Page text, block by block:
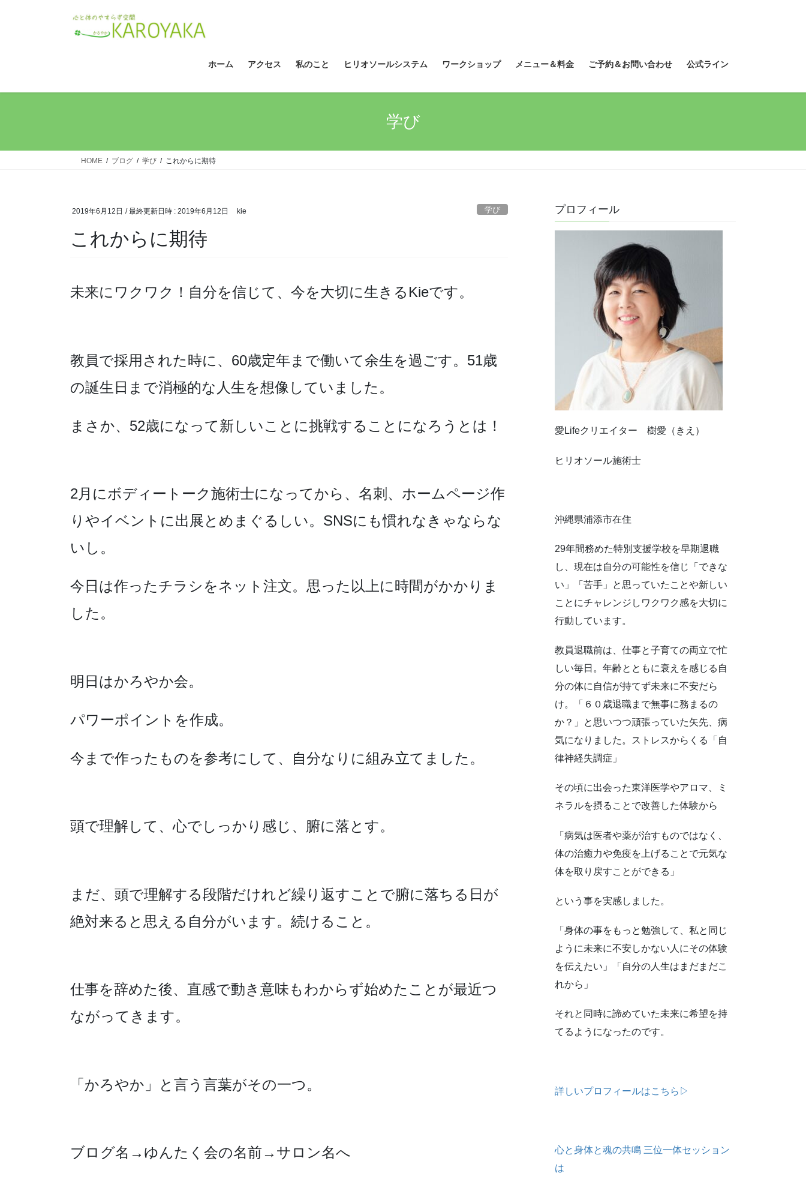
ス
ン
ホーム アクセス 私のこと ヒリオソールシステム ワークショップ メニュー＆料金 ご予約＆お問い合わせ 公式ライン
学び
HOME ブログ 学び これからに期待
2019年6月12日 / 最終更新日時 : 2019年6月12日 kie 学び
これからに期待
未来にワクワク！自分を信じて、今を大切に生きるKieです。
教員で採用された時に、60歳定年まで働いて余生を過ごす。51歳
の誕生日まで消極的な人生を想像していました。
まさか、52歳になって新しいことに挑戦することになろうとは！
2月にボディートーク施術士になってから、名刺、ホームページ作
りやイベントに出展とめまぐるしい。SNSにも慣れなきゃならな
いし。
今日は作ったチラシをネット注文。思った以上に時間がかかりま
した。
明日はかろやか会。
パワーポイントを作成。
今まで作ったものを参考にして、自分なりに組み立てました。
頭で理解して、心でしっかり感じ、腑に落とす。
まだ、頭で理解する段階だけれど繰り返すことで腑に落ちる日が
絶対来ると思える自分がいます。続けること。
仕事を辞めた後、直感で動き意味もわからず始めたことが最近つ
ながってきます。
「かろやか」と言う言葉がその一つ。
ブログ名→ゆんたく会の名前→サロン名へ
プロフィール
愛Lifeクリエイター 樹愛（きえ）
ヒリオソール施術士
沖縄県浦添市在住
29年間務めた特別支援学校を早期退職
し、現在は自分の可能性を信じ「できな
い」「苦手」と思っていたことや新しい
ことにチャレンジしワクワク感を大切に
行動しています。
教員退職前は、仕事と子育ての両立で忙
しい毎日。年齢とともに衰えを感じる自
分の体に自信が持てず未来に不安だら
け。「６０歳退職まで無事に務まるの
か？」と思いつつ頑張っていた矢先、病
気になりました。ストレスからくる「自
律神経失調症」
その頃に出会った東洋医学やアロマ、ミ
ネラルを摂ることで改善した体験から
「病気は医者や薬が治すものではなく、
体の治癒力や免疫を上げることで元気な
体を取り戻すことができる」
という事を実感しました。
「身体の事をもっと勉強して、私と同じ
ように未来に不安しかない人にその体験
を伝えたい」「自分の人生はまだまだこ
れから」
それと同時に諦めていた未来に希望を持
てるようになったのです。
詳しいプロフィールはこちら▷
心と身体と魂の共鳴 三位一体セッション
は